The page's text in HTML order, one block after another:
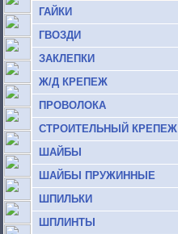
ГАЙКИ
ГВОЗДИ
ЗАКЛЕПКИ
Ж/Д КРЕПЕЖ
ПРОВОЛОКА
СТРОИТЕЛЬНЫЙ КРЕПЕЖ
ШАЙБЫ
ШАЙБЫ ПРУЖИННЫЕ
ШПИЛЬКИ
ШПЛИНТЫ